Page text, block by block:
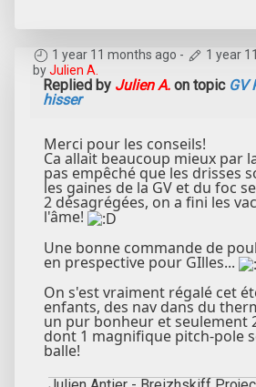
1 year 11 months ago - 1 year
byJulien A.
Replied by Julien A. on topic GV
hisser
Merci pour les conseils!
Ca allait beaucoup mieux par
pas empêché que les drisses
les gaines de la GV et du foc
2 désagrégées, on a fini les
l'âme!
Une bonne commande de
en prespective pour GIlles...
On s'est vraiment régalé cet
enfants, des nav dans du
un pur bonheur et seulement
dont 1 magnifique pitch-pole
balle!